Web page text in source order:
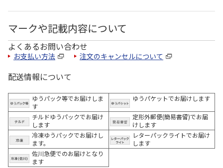
マークや記載内容について
よくあるお問い合わせ
お支払い方法 注文のキャンセルについて
配送情報について
ゆうパック等でお届けしま
す
ゆうパケットでお届けします
チルドゆうパックでお届け
します
定形外郵便(簡易書留)でお届
けします
冷凍ゆうパックでお届けし
ます。
レターパックライトでお届け
します
佐川急便でのお届けとなり
ます